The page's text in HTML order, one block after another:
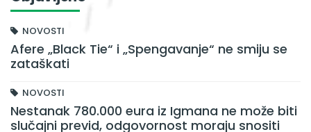
NOVOSTI
Afere „Black Tie“ i „Spengavanje“ ne smiju se
zataškati
NOVOSTI
Nestanak 780.000 eura iz Igmana ne može biti
slučajni previd, odgovornost moraju snositi